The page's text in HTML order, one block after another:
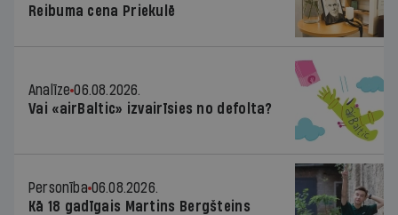
Reibuma cena Priekulē
Analīze 06.08.2026.
Vai «airBaltic» izvairīsies no defolta?
Personība 06.08.2026.
Kā 18 gadīgais Martins Bergšteins